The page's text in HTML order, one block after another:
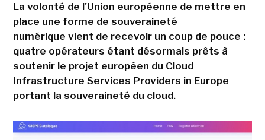
La volonté de l'Union européenne de mettre en
place une forme de souveraineté
numérique vient de recevoir un coup de pouce :
quatre opérateurs étant désormais prêts à
soutenir le projet européen du Cloud
Infrastructure Services Providers in Europe
portant la souveraineté du cloud.